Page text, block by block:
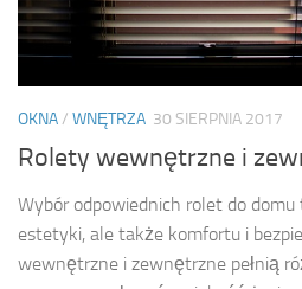
OKNA/ WNĘTRZA 30 SIERPNIA 2017
Rolety wewnętrzne i
Wybór odpowiednich rolet do
estetyki, ale także komfortu i
wewnętrzne i zewnętrzne pełnią